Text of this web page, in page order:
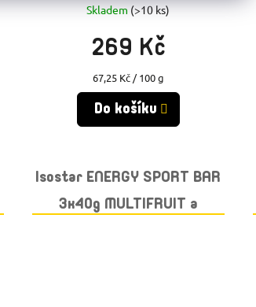
Skladem (>10 ks)
269 Kč
Měrná
cena:
67,25 Kč / 100 g
Do košíku
Isostar ENERGY SPORT BAR
3x40g MULTIFRUIT a